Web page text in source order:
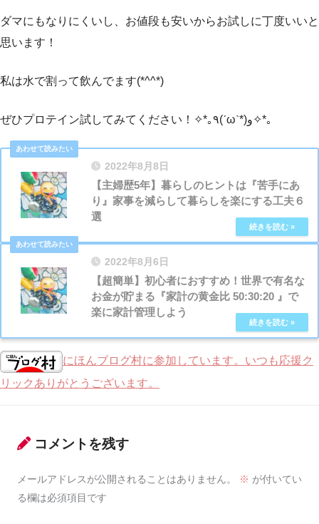
ダマにもなりにくいし、お値段も安いからお試しに丁度いいと
思います！
私は水で割って飲んでます(*^^*)
ぜひプロテイン試してみてください！✧*｡٩(ˊωˋ*)و✧*｡
2022年8月8日
【主婦歴5年】暮らしのヒントは『苦手にあ
り』家事を減らして暮らしを楽にする工夫６
選
2022年8月6日
【超簡単】初心者におすすめ！世界で有名な
お金が貯まる『家計の黄金比 50:30:20 』で
楽に家計管理しよう
にほんブログ村に参加しています。いつも応援ク
リックありがとうございます。
コメントを残す
メールアドレスが公開されることはありません。 ※ が付いてい
る欄は必須項目です